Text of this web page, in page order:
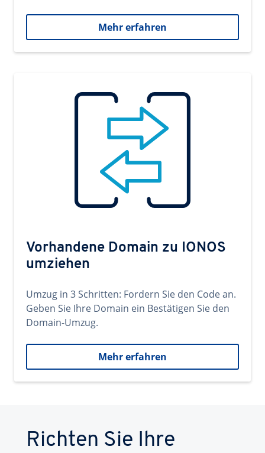
Mehr erfahren
Vorhandene Domain zu IONOS
umziehen
Umzug in 3 Schritten: Fordern Sie den Code an.
Geben Sie Ihre Domain ein Bestätigen Sie den
Domain-Umzug.
Mehr erfahren
Richten Sie Ihre